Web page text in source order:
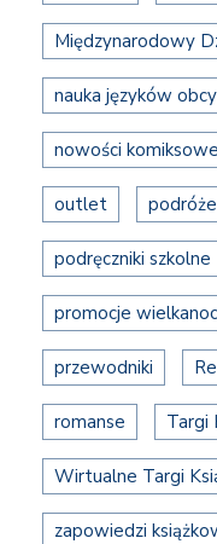
Międzynarodowy
nauka języków
nowości komiksowe
outlet podróże
podręczniki szkolne
promocje
przewodniki
romanse Targi
Wirtualne Targi
zapowiedzi